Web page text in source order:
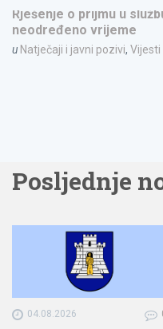
Rješenje o prijmu u
neodređeno vrijeme
u Natječaji i javni pozivi, Vijesti
Posljednje
04.08.2026